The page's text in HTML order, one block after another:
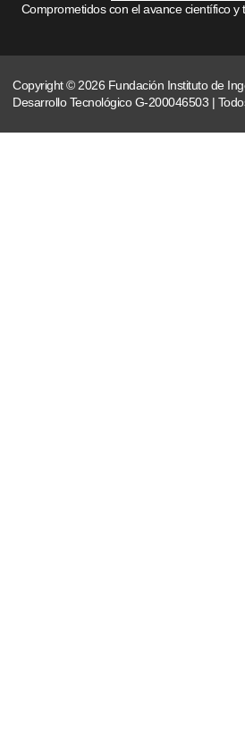
Comprometidos con el avance científico y
Copyright © 2026 Fundación Instituto de
Desarrollo Tecnológico G-200046503 |